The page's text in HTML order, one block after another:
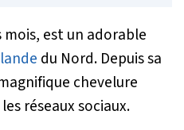
est un adorable
du Nord. Depuis sa
chevelure
réseaux sociaux.